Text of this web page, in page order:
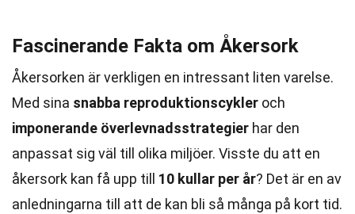
Fascinerande Fakta om Åkersork
Åkersorken är verkligen en intressant liten varelse.
Med sina snabba reproduktionscykler och
imponerande överlevnadsstrategier har den
anpassat sig väl till olika miljöer. Visste du att en
åkersork kan få upp till 10 kullar per år? Det är en av
anledningarna till att de kan bli så många på kort tid.